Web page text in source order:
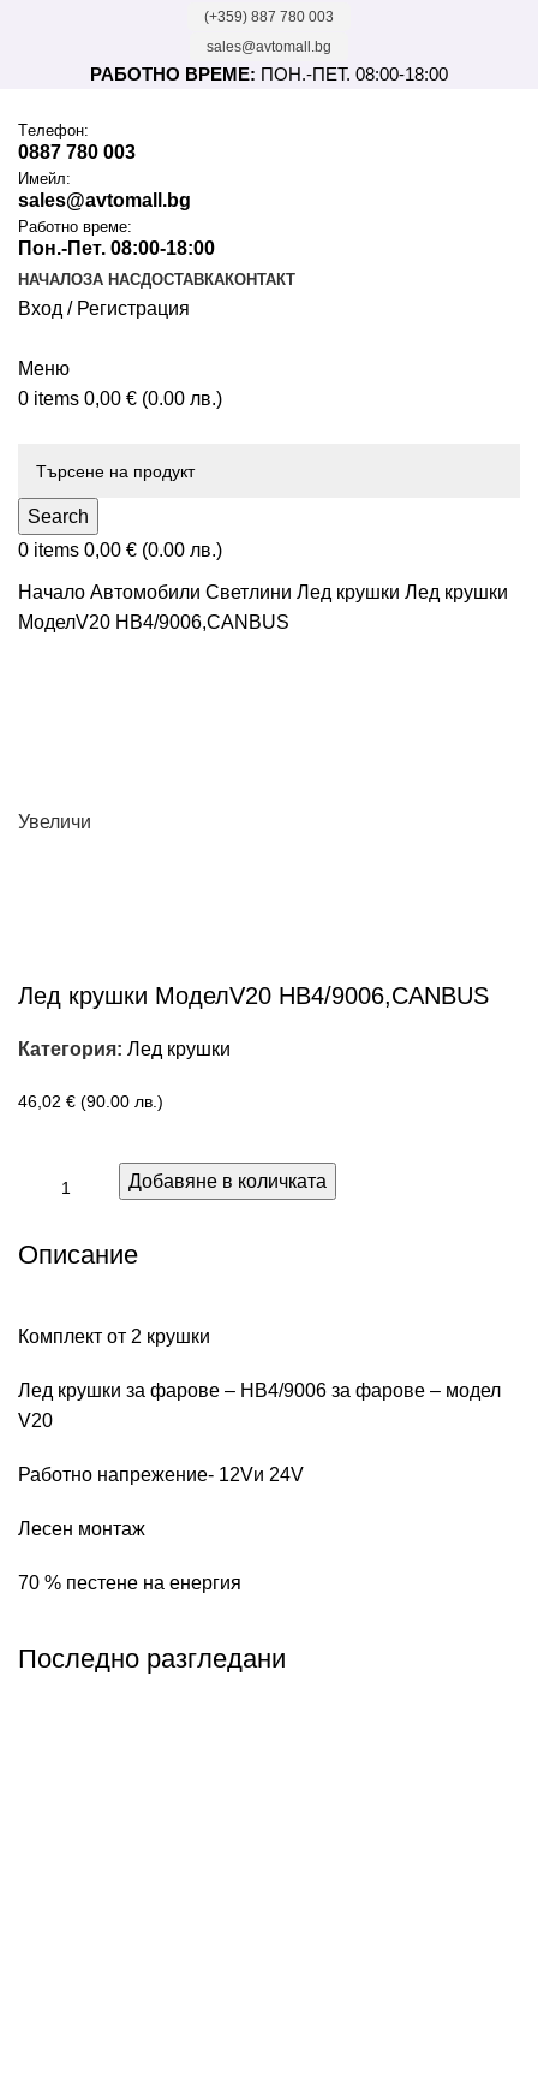
(+359) 887 780 003
sales@avtomall.bg
РАБОТНО ВРЕМЕ: ПОН.-ПЕТ. 08:00-18:00
Tелефон:
0887 780 003
Имейл:
sales@avtomall.bg
Работно време:
Пон.-Пет. 08:00-18:00
НАЧАЛОЗА НАСДОСТАВКАКОНТАКТ
Вход / Регистрация
Меню
0 items 0,00 € (0.00 лв.)
Search
0 items 0,00 € (0.00 лв.)
Начало Автомобили Светлини Лед крушки Лед крушки
МоделV20 HB4/9006,CANBUS
Увеличи
Лед крушки МоделV20 HB4/9006,CANBUS
Категория: Лед крушки
46,02 € (90.00 лв.)
Добавяне в количката
Описание
Комплект от 2 крушки
Лед крушки за фарове – HB4/9006 за фарове – модел
V20
Работно напрежение- 12Vи 24V
Лесен монтаж
70 % пестене на енергия
Последно разгледани